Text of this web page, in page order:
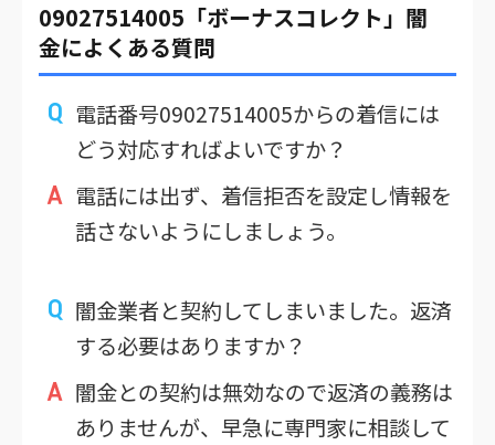
09027514005「ボーナスコレクト」闇
金によくある質問
電話番号09027514005からの着信には
どう対応すればよいですか？
電話には出ず、着信拒否を設定し情報を
話さないようにしましょう。
闇金業者と契約してしまいました。返済
する必要はありますか？
闇金との契約は無効なので返済の義務は
ありませんが、早急に専門家に相談して